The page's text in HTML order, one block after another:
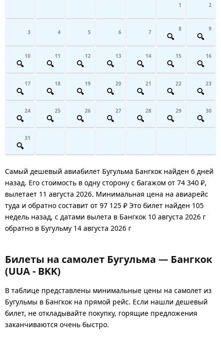
1 2
3 4 5 6 7 8 9
10 11 12 13 14 15 16
17 18 19 20 21 22 23
24 25 26 27 28 29 30
31
Самый дешевый авиабилет Бугульма Бангкок найден 6 дней
назад. Его стоимость в одну сторону с багажом от 74 340 ₽,
вылетает 11 августа 2026. Минимальная цена на авиарейс
туда и обратно составит от 97 125 ₽ Это билет найден 105
недель назад, с датами вылета в Бангкок 10 августа 2026 г
обратно в Бугульму 14 августа 2026 г
Билеты на самолет Бугульма — Бангкок
(UUA - BKK)
В таблице представлены минимальные цены на самолет из
Бугульмы в Бангкок на прямой рейс. Если нашли дешевый
билет, не откладывайте покупку, горящие предложения
заканчиваются очень быстро.